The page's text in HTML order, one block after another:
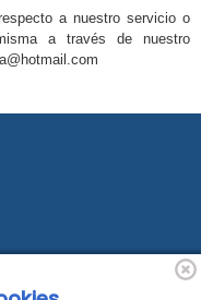
a nuestro servicio o
a través de nuestro